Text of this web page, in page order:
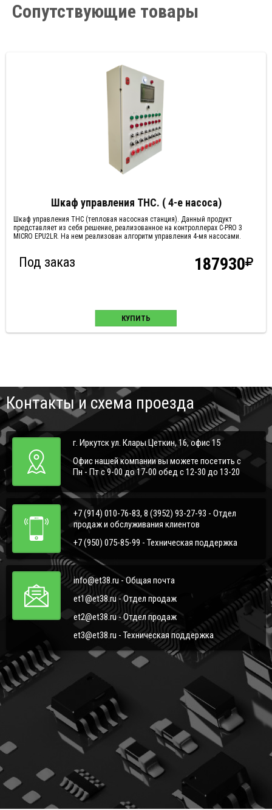
Сопутствующие товары
Шкаф управления ТНС. ( 4-е насоса)
Шкаф управления ТНС (тепловая насосная станция). Данный продукт
представляет из себя решение, реализованное на контроллерах C-PRO 3
MICRO EPU2LR. На нем реализован алгоритм управления 4-мя насосами.
Под заказ 187930
КУПИТЬ
Контакты и схема проезда
г. Иркутск ул. Клары Цеткин, 16, офис 15
Офис нашей компании вы можете посетить с
Пн - Пт с 9-00 до 17-00 обед с 12-30 до 13-20
+7 (914) 010-76-83, 8 (3952) 93-27-93 - Отдел
продаж и обслуживания клиентов
+7 (950) 075-85-99 - Техническая поддержка
info@et38.ru - Общая почта
et1@et38.ru - Отдел продаж
et2@et38.ru - Отдел продаж
et3@et38.ru - Техническая поддержка